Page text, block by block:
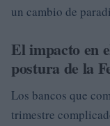
un cambio de
El impacto en
postura de la
Los bancos que
trimestre